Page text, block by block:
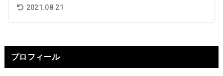
2021.08.21
プロフィール